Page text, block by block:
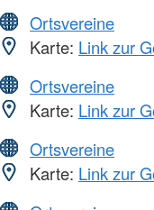
Ortsvereine
Karte: Link zur
Ortsvereine
Karte: Link zur
Ortsvereine
Karte: Link zur